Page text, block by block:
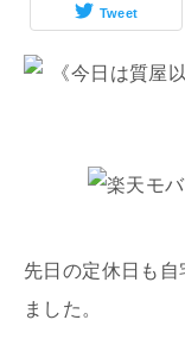
Tweet
先日の定休日も
ました。